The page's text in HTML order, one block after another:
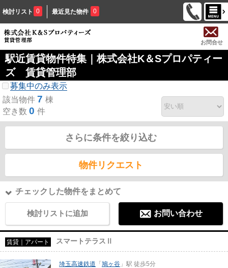
検討リスト 0 最近見た物件 0
お問合せ
駅近賃貸物件特集｜株式会社K＆Sプロパティー
ズ 賃貸管理部
募集中のみ表示
該当物件 7 棟
空き数 0 件
さらに条件を絞り込む
物件リクエスト
チェックした物件をまとめて
検討リストに追加 お問い合わせ
賃貸｜アパート スマートテラスⅡ
埼玉高速鉄道 「 鳩ヶ谷 」駅 徒歩5分